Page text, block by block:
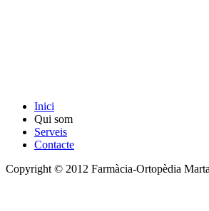
Inici
Qui som
Serveis
Contacte
Copyright © 2012 Farmàcia-Ortopèdia